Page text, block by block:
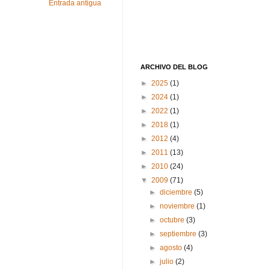
Entrada antigua
ARCHIVO DEL BLOG
► 2025 (1)
► 2024 (1)
► 2022 (1)
► 2018 (1)
► 2012 (4)
► 2011 (13)
► 2010 (24)
▼ 2009 (71)
►diciembre(5)
►noviembre(1)
►octubre(3)
►septiembre(3)
►agosto(4)
►julio(2)